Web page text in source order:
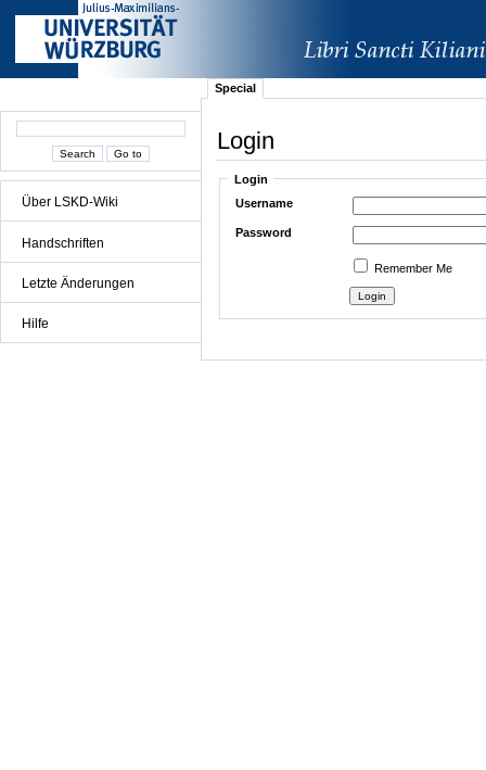
Über LSKD-Wiki
Handschriften
Letzte Änderungen
Hilfe
Special
Login
Login
Username
Password
Remember Me